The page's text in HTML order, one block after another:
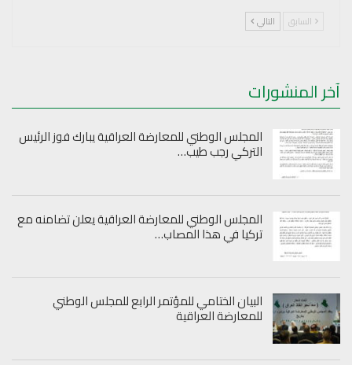
السابق التالي
آخر المنشورات
المجلس الوطني للمعارضة العراقية يبارك فوز الرئيس
التركي رجب طيب…
المجلس الوطني للمعارضة العراقية يعلن تضامنه مع
تركيا في هذا المصاب…
البيان الختامي للمؤتمر الرابع للمجلس الوطني
للمعارضة العراقية